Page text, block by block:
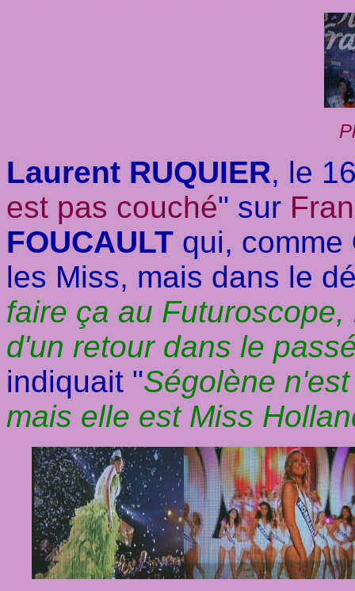
Laurent RUQUIER, le
est pas couché" sur
FOUCAULT qui, comme
les Miss, mais dans le
faire ça au
d'un retour dans le
indiquait "Ségolène
mais elle est Miss